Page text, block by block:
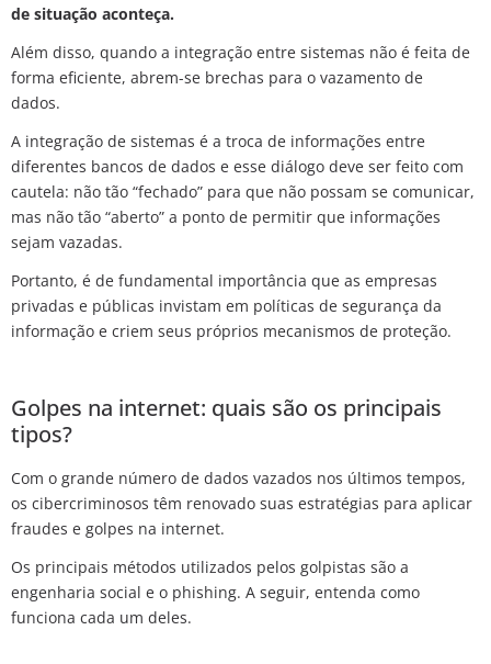
de situação aconteça.
Além disso, quando a integração entre sistemas não é feita de
forma eficiente, abrem-se brechas para o vazamento de
dados.
A integração de sistemas é a troca de informações entre
diferentes bancos de dados e esse diálogo deve ser feito com
cautela: não tão “fechado” para que não possam se comunicar,
mas não tão “aberto” a ponto de permitir que informações
sejam vazadas.
Portanto, é de fundamental importância que as empresas
privadas e públicas invistam em políticas de segurança da
informação e criem seus próprios mecanismos de proteção.
Golpes na internet: quais são os principais
tipos?
Com o grande número de dados vazados nos últimos tempos,
os cibercriminosos têm renovado suas estratégias para aplicar
fraudes e golpes na internet.
Os principais métodos utilizados pelos golpistas são a
engenharia social e o phishing. A seguir, entenda como
funciona cada um deles.